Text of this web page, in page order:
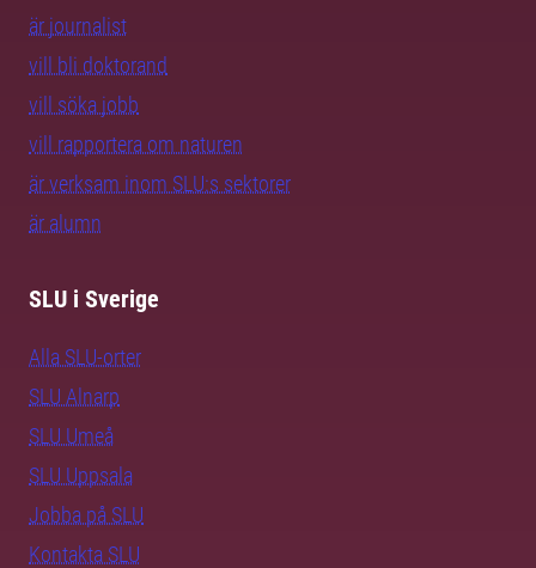
är journalist
vill bli doktorand
vill söka jobb
vill rapportera om naturen
är verksam inom SLU:s sektorer
är alumn
SLU i Sverige
Alla SLU-orter
SLU Alnarp
SLU Umeå
SLU Uppsala
Jobba på SLU
Kontakta SLU